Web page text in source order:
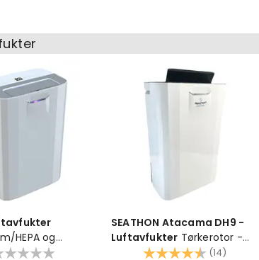
m/HEPA og
SEATHON Atacama DH9 -
Luftavfukter Tørkerotor -
m/HEPA-filter og ionisering
Karakter: (14)